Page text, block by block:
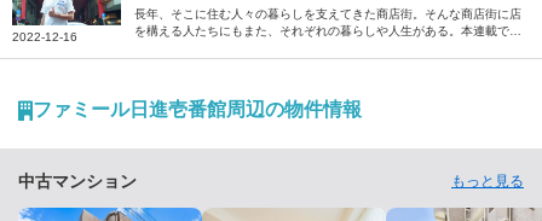
2022-12-16
「大須案内人」スティーブン・カーターさん【商店
街の住人たち】
長年、そこに住む人々の暮らしを支えてきた商店街。そんな商店街に店
を構える人たちにもまた、それぞれの暮らしや人生がある。本連載で
ました。
ファミール日進壱番館周辺の物件情報
中古マンション もっと見る